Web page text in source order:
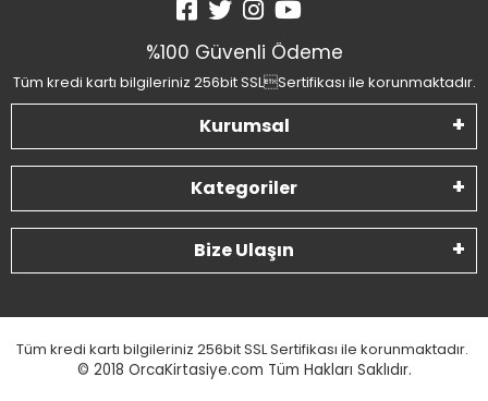
%100 Güvenli Ödeme
Tüm kredi kartı bilgileriniz 256bit SSLSertifikası ile korunmaktadır.
Kurumsal
Kategoriler
Bize Ulaşın
Tüm kredi kartı bilgileriniz 256bit SSL Sertifikası ile korunmaktadır.
© 2018 OrcaKirtasiye.com Tüm Hakları Saklıdır.